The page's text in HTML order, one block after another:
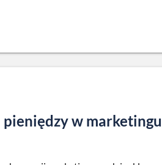
pieniędzy w marketingu